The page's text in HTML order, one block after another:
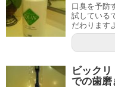
口臭を予防
試している
だわります
ビック
での歯磨